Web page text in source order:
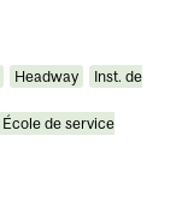
Headway Inst. de
École de service